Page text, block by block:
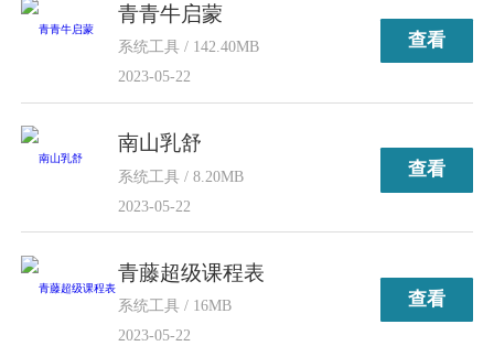
青青牛启蒙
系统工具 / 142.40MB
2023-05-22
查看
南山乳舒
系统工具 / 8.20MB
2023-05-22
查看
青藤超级课程表
系统工具 / 16MB
2023-05-22
查看